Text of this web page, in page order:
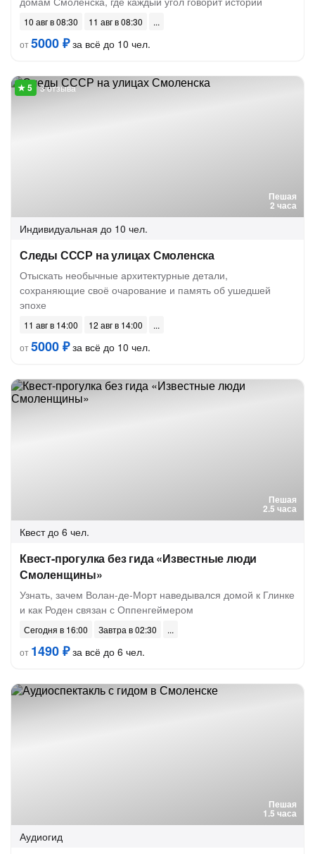
10 авг в 08:30
11 авг в 08:30
от5000 ₽за всё до 10 чел.
Пешая
2 часа
3 отзыва
Индивидуальная до 10 чел.
Следы СССР на улицах Смоленска
Отыскать необычные архитектурные детали,
сохраняющие своё очарование и память об ушедшей
эпохе
11 авг в 14:00
12 авг в 14:00
от5000 ₽за всё до 10 чел.
Пешая
2.5 часа
Квест до 6 чел.
Квест-прогулка без гида «Известные люди
Смоленщины»
Узнать, зачем Волан-де-Морт наведывался домой к Глинке
и как Роден связан с Оппенгеймером
Сегодня в 16:00
Завтра в 02:30
от 1490 ₽за всё до 6 чел.
Пешая
1.5 часа
Аудиогид